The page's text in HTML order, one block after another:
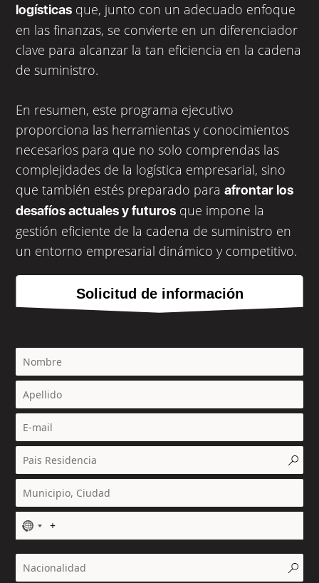
logísticas que, junto con un adecuado enfoque
en las finanzas, se convierte en un diferenciador
clave para alcanzar la tan eficiencia en la cadena
de suministro.
En resumen, este programa ejecutivo
proporciona las herramientas y conocimientos
necesarios para que no solo comprendas las
complejidades de la logística empresarial, sino
que también estés preparado paraafrontar los
desafíos actuales y futuros que impone la
gestión eficiente de la cadena de suministro en
un entorno empresarial dinámico y competitivo.
Solicitud de información
N
o
c
o